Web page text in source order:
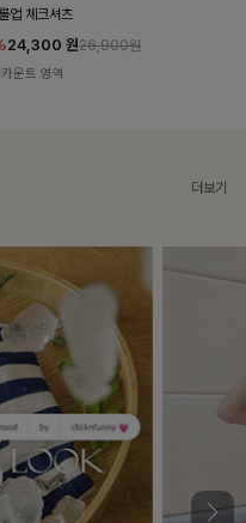
업 체크셔츠
24,300 원26,900원
운트 영역
더보기